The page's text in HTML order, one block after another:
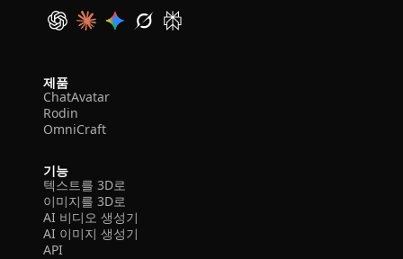
제품
ChatAvatar
Rodin
OmniCraft
기능
텍스트를 3D로
이미지를 3D로
AI 비디오 생성기
AI 이미지 생성기
API